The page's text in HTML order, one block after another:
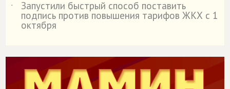
˙
Запустили быстрый способ поставить
подпись против повышения тарифов ЖКХ с 1
октября